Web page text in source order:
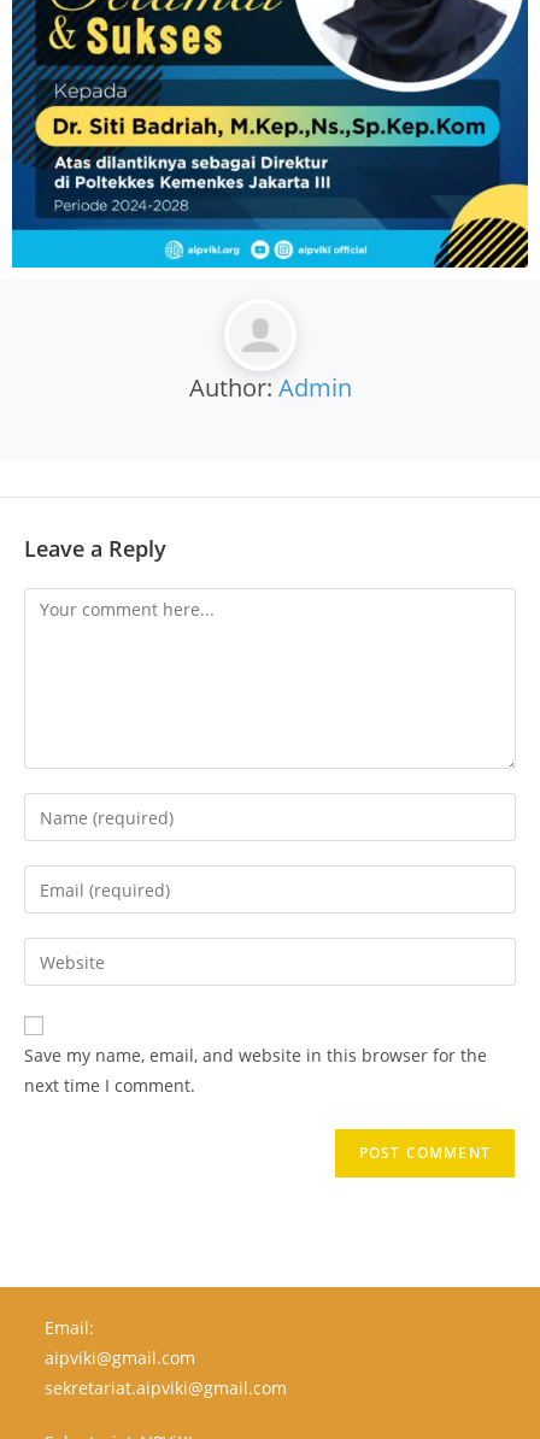
Author: Admin
Leave a Reply
Save my name, email, and website in this browser for the
next time I comment.
Email:
aipviki@gmail.com
sekretariat.aipviki@gmail.com